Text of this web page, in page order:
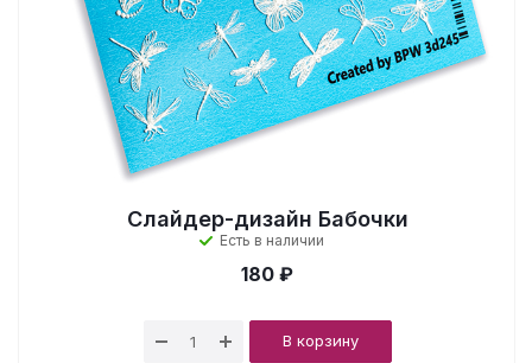
Слайдер-дизайн Бабочки
Есть в наличии
180 ₽
В корзину